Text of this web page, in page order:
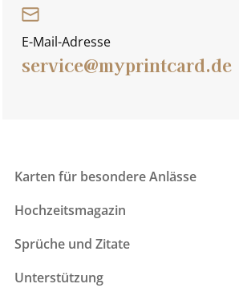
E-Mail-Adresse
service@myprintcard.de
Karten für besondere Anlässe
Hochzeitsmagazin
Sprüche und Zitate
Unterstützung